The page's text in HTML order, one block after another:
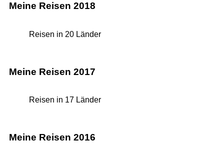
Meine Reisen 2018
Reisen in 20 Länder
Meine Reisen 2017
Reisen in 17 Länder
Meine Reisen 2016